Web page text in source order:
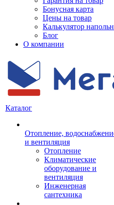
Бонусная карта
Цены на товар
Калькулятор
Блог
О компании
Каталог
Отопление,
и вентиляция
Отопление
Климатические
оборудование и
вентиляция
Инженерная
сантехника